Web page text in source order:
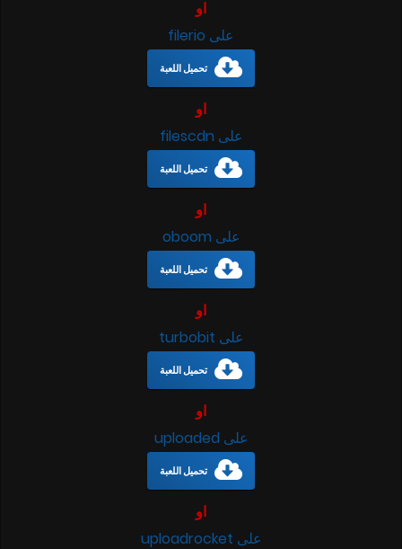
او
على filerio
تحميل اللعبة
او
على filescdn
تحميل اللعبة
او
على oboom
تحميل اللعبة
او
على turbobit
تحميل اللعبة
او
على uploaded
تحميل اللعبة
او
على uploadrocket